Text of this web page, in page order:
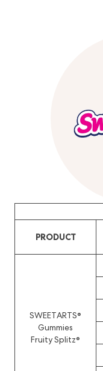
PRODUCT
SWEETARTS®
Gummies
Fruity Splitz®